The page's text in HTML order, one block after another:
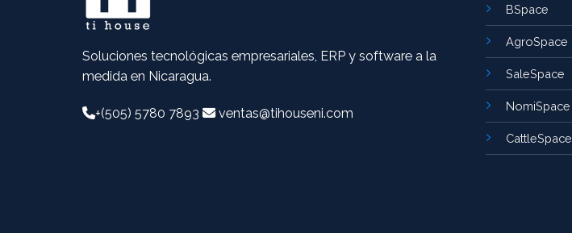
Soluciones tecnológicas empresariales, ERP y software a la
medida en Nicaragua.
+(505) 5780 7893 ventas@tihouseni.com
BSpace
AgroSpace
SaleSpace
NomiSpace
CattleSpace